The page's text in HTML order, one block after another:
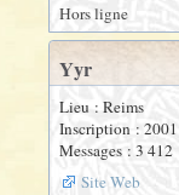
Hors ligne
Yyr
Lieu : Reims
Inscription : 2001
Messages : 3 412
Site Web